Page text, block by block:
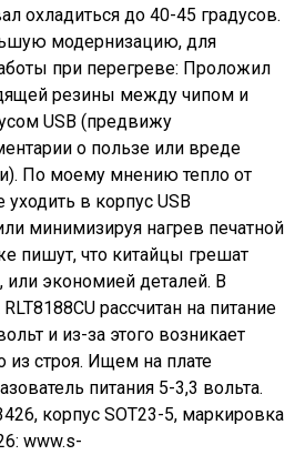
охладиться до 40-45 градусов.
модернизацию, для
при перегреве: Проложил
резины между чипом и
USB (предвижу
о пользе или вреде
По моему мнению тепло от
в корпус USB
минимизируя нагрев печатной
пишут, что китайцы грешат
экономией деталей. В
рассчитан на питание
и из-за этого возникает
из строя. Ищем на плате
питания 5-3,3 вольта.
корпус SOT23-5, маркировка
www.s-